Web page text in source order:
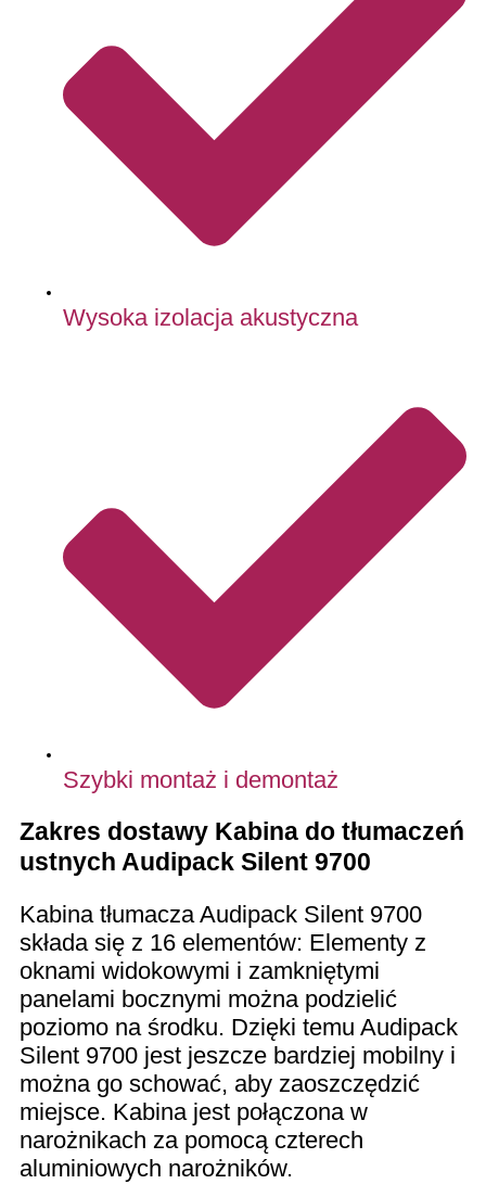
Wysoka izolacja akustyczna
Szybki montaż i demontaż
Zakres dostawy Kabina do tłumaczeń
ustnych Audipack Silent 9700
Kabina tłumacza Audipack Silent 9700
składa się z 16 elementów: Elementy z
oknami widokowymi i zamkniętymi
panelami bocznymi można podzielić
poziomo na środku. Dzięki temu Audipack
Silent 9700 jest jeszcze bardziej mobilny i
można go schować, aby zaoszczędzić
miejsce. Kabina jest połączona w
narożnikach za pomocą czterech
aluminiowych narożników.